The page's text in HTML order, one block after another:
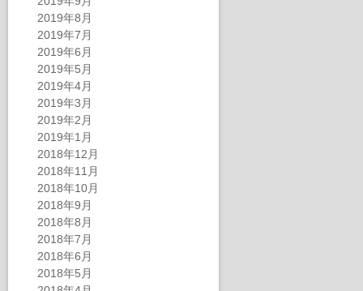
2019年8月
2019年7月
2019年6月
2019年5月
2019年4月
2019年3月
2019年2月
2019年1月
2018年12月
2018年11月
2018年10月
2018年9月
2018年8月
2018年7月
2018年6月
2018年5月